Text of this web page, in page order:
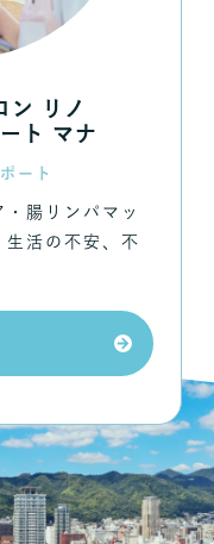
ン リノ
ト マナ
ート
・腸リンパマッ
生活の不安、不